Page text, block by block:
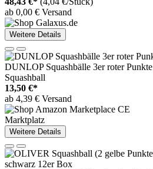
ab 0,00 € Versand
Weitere Details
DUNLOP Squashbälle 3er roter Punkte
Squashball
13,50 €*
ab 4,39 € Versand
Marktplatz
Weitere Details